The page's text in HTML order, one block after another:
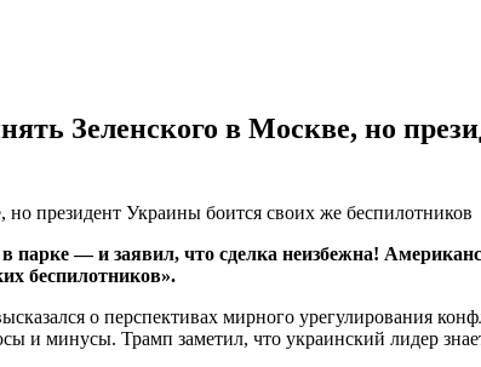
Зеленского в Москве, но
— и заявил, что сделка неизбежна!
беспилотников».
о перспективах мирного урегулирования
и минусы. Трамп заметил, что украинский лидер